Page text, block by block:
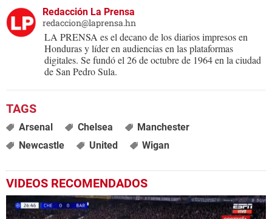
Redacción La Prensa
redaccion@laprensa.hn
LA PRENSA es el decano de los diarios impresos en
Honduras y líder en audiencias en las plataformas
digitales. Se fundó el 26 de octubre de 1964 en la ciudad
de San Pedro Sula.
Arsenal Chelsea
Manchester
Newcastle
United Wigan
VIDEOS RECOMENDADOS